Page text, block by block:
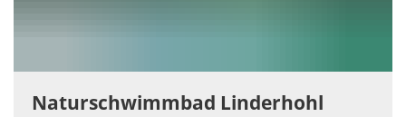
Naturschwimmbad Linderhohl